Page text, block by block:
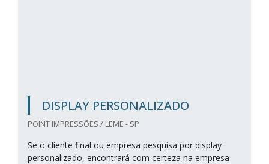
DISPLAY PERSONALIZADO
POINT IMPRESSÕES / LEME - SP
Se o cliente final ou empresa pesquisa por display
personalizado, encontrará com certeza na empresa